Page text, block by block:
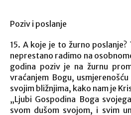
Poziv i poslanje
15. A koje je to žurno
neprestano radimo na
godina poziv je na žurnu
vraćanjem Bogu,
svojim bližnjima, kako nam je
„Ljubi Gospodina Boga
svom dušom svojom, i svim